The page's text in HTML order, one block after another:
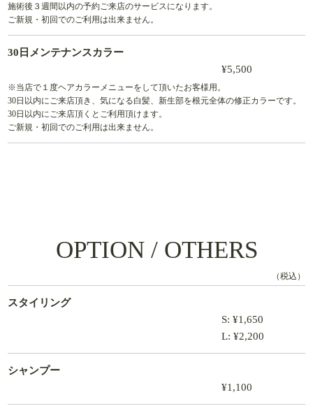
施術後３週間以内の予約ご来店のサービスになります。
ご新規・初回でのご利用は出来ません。
30日メンテナンスカラー
¥5,500
※当店で１度ヘアカラーメニューをして頂いたお客様用。
30日以内にご来店頂き、気になる白髪、新生部を根元全体の修正カラーです。
30日以内にご来店頂くとご利用頂けます。
ご新規・初回でのご利用は出来ません。
OPTION / OTHERS
（税込）
スタイリング
S: ¥1,650
L: ¥2,200
シャンプー
¥1,100